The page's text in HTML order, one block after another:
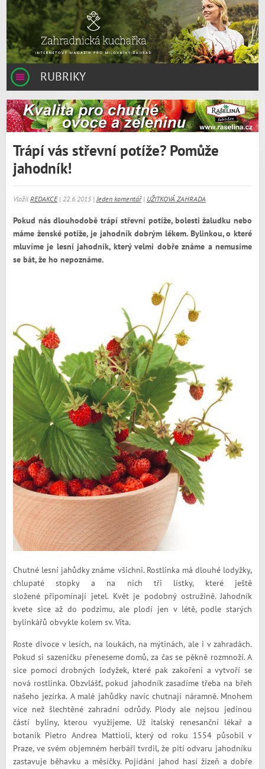
RUBRIKY
Trápí vás střevní potíže? Pomůže
jahodník!
Vložil REDAKCE| 22.6.2015 |Jeden komentář| UŽITKOVÁ ZAHRADA
Pokud nás dlouhodobě trápí střevní potíže, bolesti žaludku nebo
máme ženské potíže, je jahodník dobrým lékem. Bylinkou, o které
mluvíme je lesní jahodník, který velmi dobře známe a nemusíme
se bát, že ho nepoznáme.
Chutné lesní jahůdky známe všichni. Rostlinka má dlouhé lodyžky,
chlupaté stopky a na nich tři lístky, které ještě
složené připomínají jetel. Květ je podobný ostružině. Jahodník
kvete sice až do podzimu, ale plodí jen v létě, podle starých
bylinkářů obvykle kolem sv. Víta.
Roste divoce v lesích, na loukách, na mýtinách, ale i v zahradách.
Pokud si sazeničku přeneseme domů, za čas se pěkně rozmnoží. A
sice pomocí drobných lodyžek, které pak zakoření a vytvoří se
nová rostlinka. Obzvlášť, pokud jahodník zasadíme třeba na břeh
našeho jezírka. A malé jahůdky navíc chutnají náramně. Mnohem
více než šlechtěné zahradní odrůdy. Plody ale nejsou jedinou
částí byliny, kterou využijeme. Už italský renesanční lékař a
botanik Pietro Andrea Mattioli, který od roku 1554 působil v
Praze, ve svém objemném herbáři tvrdil, že pití odvaru jahodníku
zastavuje běhavku a měsíčky. Pojídání jahod hasí žízeň a dobře